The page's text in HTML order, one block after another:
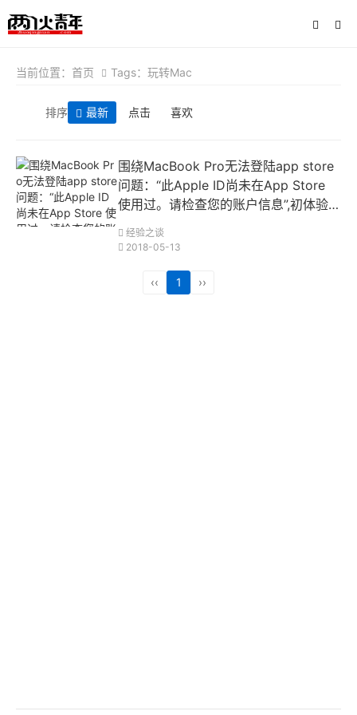
当前位置： 首页 Tags：玩转Mac
排序 最新 点击 喜欢
围绕MacBook Pro无法登陆app store
问题：“此Apple ID尚未在App Store
使用过。请检查您的账户信息”,初体验苹
果OSX操作系统
经验之谈
2018-05-13
‹‹ 1 ››